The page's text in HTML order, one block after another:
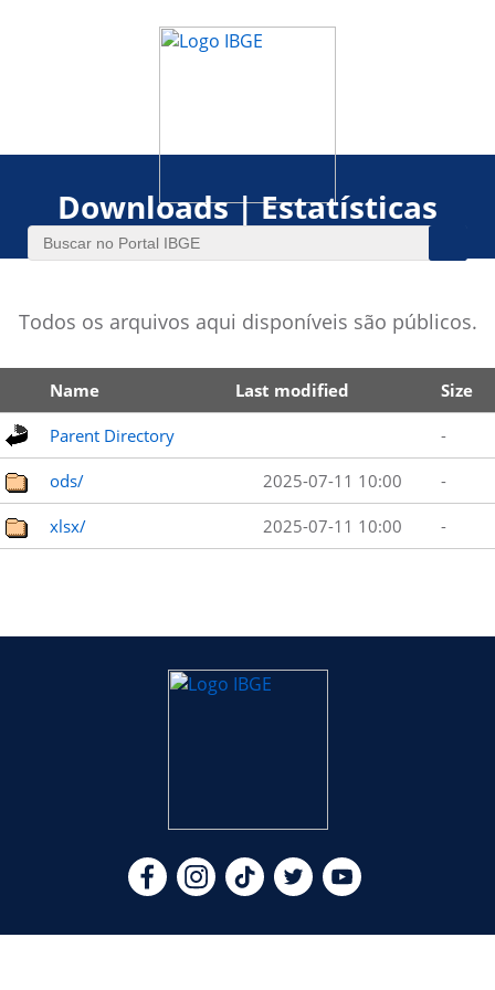
Downloads | Estatísticas
Todos os arquivos aqui disponíveis são públicos.
Name Last modified Size
Parent Directory -
ods/ 2025-07-11 10:00 -
xlsx/ 2025-07-11 10:00 -